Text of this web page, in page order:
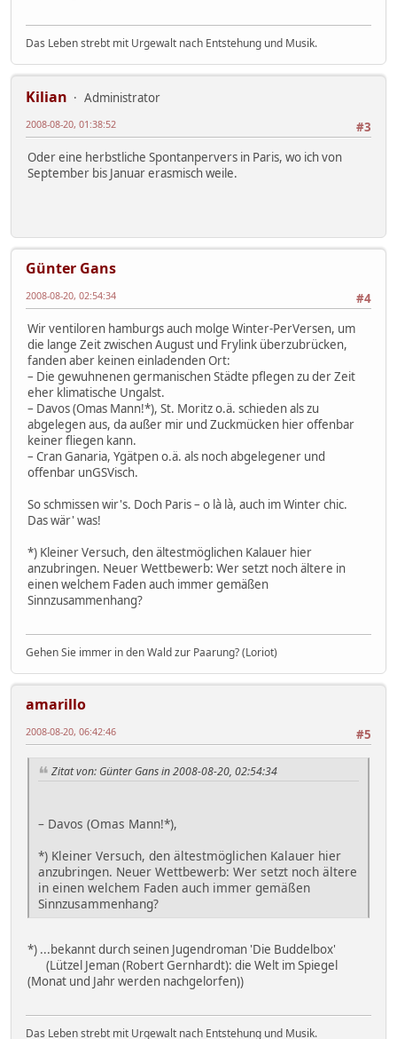
Das Leben strebt mit Urgewalt nach Entstehung und Musik.
Kilian
Administrator
#3
2008-08-20, 01:38:52
Oder eine herbstliche Spontanpervers in Paris, wo ich von
September bis Januar erasmisch weile.
Günter Gans
#4
2008-08-20, 02:54:34
Wir ventiloren hamburgs auch molge Winter-PerVersen, um
die lange Zeit zwischen August und Frylink überzubrücken,
fanden aber keinen einladenden Ort:
– Die gewuhnenen germanischen Städte pflegen zu der Zeit
eher klimatische Ungalst.
– Davos (Omas Mann!*), St. Moritz o.ä. schieden als zu
abgelegen aus, da außer mir und Zuckmücken hier offenbar
keiner fliegen kann.
– Cran Ganaria, Ygätpen o.ä. als noch abgelegener und
offenbar unGSVisch.
So schmissen wir's. Doch Paris – o là là, auch im Winter chic.
Das wär' was!
*) Kleiner Versuch, den ältestmöglichen Kalauer hier
anzubringen. Neuer Wettbewerb: Wer setzt noch ältere in
einen welchem Faden auch immer gemäßen
Sinnzusammenhang?
Gehen Sie immer in den Wald zur Paarung? (Loriot)
amarillo
#5
2008-08-20, 06:42:46
Zitat von: Günter Gans in 2008-08-20, 02:54:34
– Davos (Omas Mann!*),
*) Kleiner Versuch, den ältestmöglichen Kalauer hier
anzubringen. Neuer Wettbewerb: Wer setzt noch ältere
in einen welchem Faden auch immer gemäßen
Sinnzusammenhang?
*) ...bekannt durch seinen Jugendroman 'Die Buddelbox'
(Lützel Jeman (Robert Gernhardt): die Welt im Spiegel
(Monat und Jahr werden nachgelorfen))
Das Leben strebt mit Urgewalt nach Entstehung und Musik.